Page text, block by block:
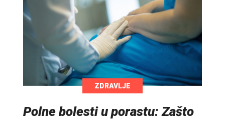
ZDRAVLJE
Polne bolesti u porastu: Zašto